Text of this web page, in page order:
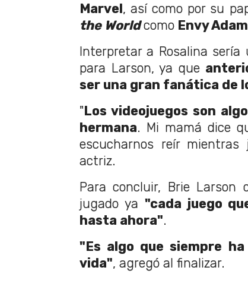
Marvel, así como por su
the Worldcomo Envy
Interpretar a Rosalina sería
para Larson, ya que
ser una gran fanática de
"Los videojuegos son
hermana. Mi mamá dice
escucharnos reír
actriz.
Para concluir, Brie Larson
jugado ya "cada juego
hasta ahora".
"Es algo que siempre
vida", agregó al finalizar.